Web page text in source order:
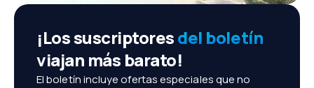
¡Los suscriptoresdel boletín
viajan más barato!
El boletín incluye ofertas especiales que no